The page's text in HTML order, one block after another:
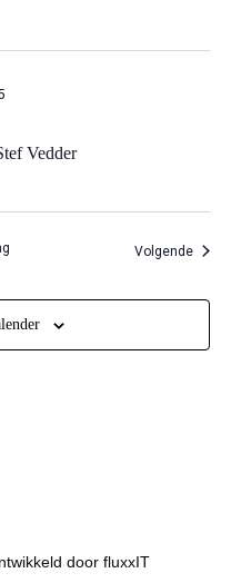
Vedder
Volgende
door fluxxIT